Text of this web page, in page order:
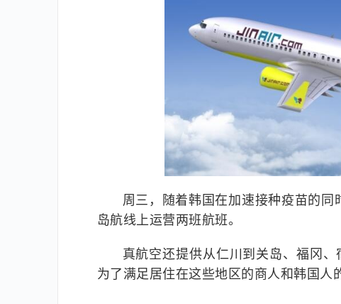
周三，随着韩国在加速接种疫苗的
岛航线上运营两班航班。
真航空还提供从仁川到关岛、福冈
为了满足居住在这些地区的商人和韩国人